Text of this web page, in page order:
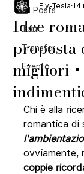
All Posts
Tour
Transfer
Evento
Idee
proposta
migliori
Fly-Tesla 14
Chi è alla
romantica di
ovviamente,
coppie